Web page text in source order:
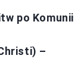
po Komunii
–